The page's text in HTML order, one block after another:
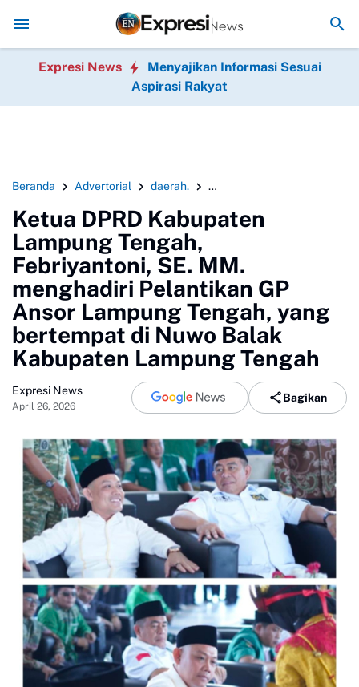
Tengah, yang telah direncanakan untuk tahun anggaran
Expresi News
Menyajikan Informasi Sesuai
Aspirasi Rakyat
Beranda Advertorial daerah. DPRD Kabupaten Lampung
Ketua DPRD Kabupaten
Lampung Tengah,
Febriyantoni, SE. MM.
menghadiri Pelantikan GP
Ansor Lampung Tengah, yang
bertempat di Nuwo Balak
Kabupaten Lampung Tengah
Expresi News
April 26, 2026
Bagikan